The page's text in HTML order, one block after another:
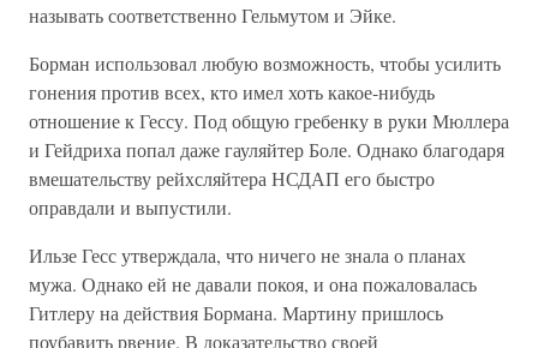
называть соответственно Гельмутом и Эйке.
Борман использовал любую возможность, чтобы усилить
гонения против всех, кто имел хоть какое-нибудь
отношение к Гессу. Под общую гребенку в руки Мюллера
и Гейдриха попал даже гауляйтер Боле. Однако благодаря
вмешательству рейхсляйтера НСДАП его быстро
оправдали и выпустили.
Ильзе Гесс утверждала, что ничего не знала о планах
мужа. Однако ей не давали покоя, и она пожаловалась
Гитлеру на действия Бормана. Мартину пришлось
поубавить рвение. В доказательство своей